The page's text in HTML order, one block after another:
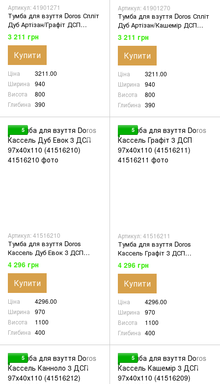
Артикул: 41901271
Тумба для взуття Doros Спліт
Дуб Артізан/Графіт ДСП
94х39х80 (41901271)
3 211 грн
Купити
Ціна
3211.00
Ширина
940
Висота
800
Глибина 390
Артикул: 41901270
Тумба для взуття Doros Спліт
Дуб Артізан/Кашемір ДСП
94х39х80 (41901270)
3 211 грн
Купити
Ціна
3211.00
Ширина
940
Висота
800
Глибина 390
5
Артикул: 41516210
Тумба для взуття Doros
Кассель Дуб Евок 3 ДСП
97х40х110 (41516210)
4 296 грн
Купити
Ціна
4296.00
Ширина
970
Висота
1100
Глибина 400
5
Артикул: 41516211
Тумба для взуття Doros
Кассель Графіт 3 ДСП
97х40х110 (41516211)
4 296 грн
Купити
Ціна
4296.00
Ширина
970
Висота
1100
Глибина 400
5 5